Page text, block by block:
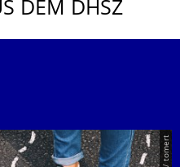
DEM DHSZ